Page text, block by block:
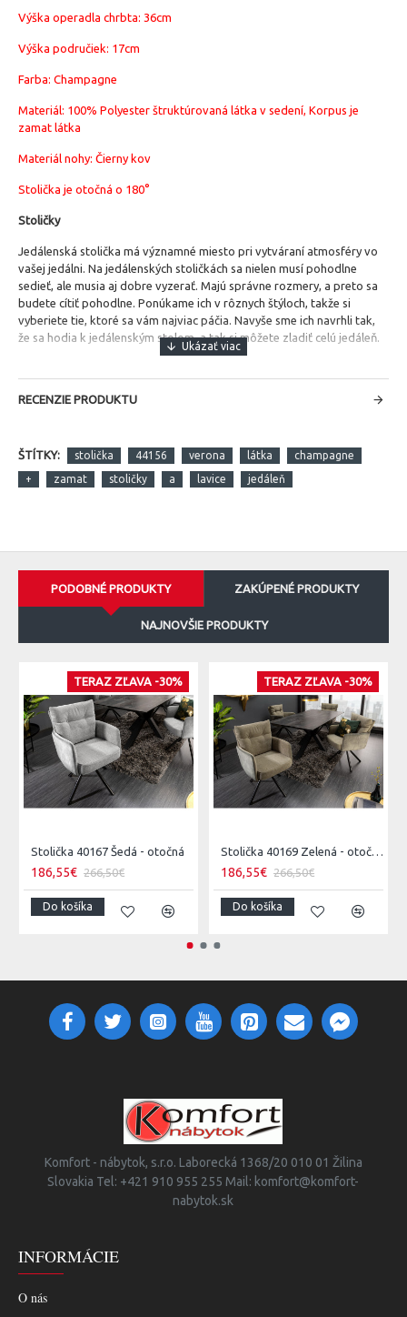
Výška operadla chrbta: 36cm
Výška područiek: 17cm
Farba: Champagne
Materiál: 100% Polyester štruktúrovaná látka v sedení, Korpus je
zamat látka
Materiál nohy: Čierny kov
Stolička je otočná o 180°
Stoličky
Jedálenská stolička má významné miesto pri vytváraní atmosféry vo
vašej jedálni. Na jedálenských stoličkách sa nielen musí pohodlne
sedieť, ale musia aj dobre vyzerať. Majú správne rozmery, a preto sa
budete cítiť pohodlne. Ponúkame ich v rôznych štýloch, takže si
vyberiete tie, ktoré sa vám najviac páčia. Navyše sme ich navrhli tak,
že sa hodia k jedálenským stolom, a tak si môžete zladiť celú jedáleň.
RECENZIE PRODUKTU
ŠTÍTKY: stolička 44156 verona látka champagne
+ zamat stoličky a lavice jedáleň
PODOBNÉ PRODUKTY ZAKÚPENÉ PRODUKTY
NAJNOVŠIE PRODUKTY
TERAZ ZĽAVA -30%
Stolička 40167 Šedá - otočná
186,55€ 266,50€
Do košíka
TERAZ ZĽAVA -30%
Stolička 40169 Zelená - otočná
186,55€ 266,50€
Do košíka
Komfort - nábytok, s.r.o. Laborecká 1368/20 010 01 Žilina
Slovakia Tel: +421 910 955 255 Mail: komfort@komfort-
nabytok.sk
INFORMÁCIE
O nás